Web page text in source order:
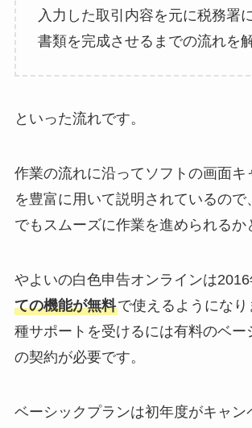
入力した取引内容を元に税務署
書類を完成させるまでの流れを解
といった流れです。
作業の流れに沿ってソフトの画面キ
を豊富に用いて説明されているので
でもスムーズに作業を進められるか
やよいの白色申告オンラインは2016
ての機能が無料で使えるようにな
種サポートを受けるには有料のベー
の契約が必要です。
ベーシックプランは初年度がキャン